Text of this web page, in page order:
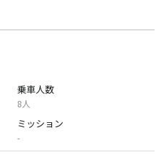
乗車人数
8人
ミッション
-